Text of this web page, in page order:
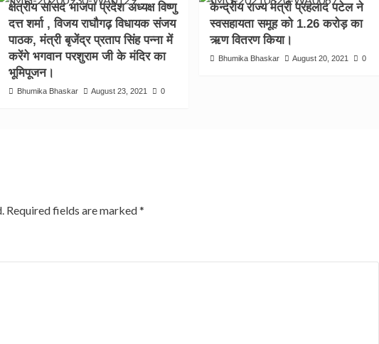
क्षेत्रीय सांसद भाजपा प्रदेश अध्यक्ष विष्णु
दत्त शर्मा , विजय राघौगढ़ विधायक संजय
पाठक, मंत्री बृजेंद्र प्रताप सिंह पन्ना में
करेंगे भगवान परशुराम जी के मंदिर का
भूमिपूजन।
Bhumika Bhaskar August 23, 2021 0
केन्द्रीय राज्य मंत्री प्रहलाद पटेल ने
स्वसहायता समूह को 1.26 करोड़ का
ऋण वितरण किया।
Bhumika Bhaskar August 20, 2021 0
Required fields are marked*